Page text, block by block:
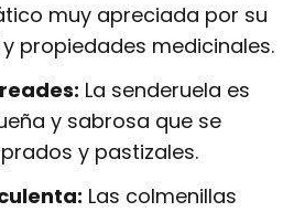
muy apreciada por su
propiedades medicinales.
La senderuela es
y sabrosa que se
y pastizales.
Las colmenillas